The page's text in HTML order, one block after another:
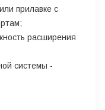
прилавке с
расширения
системы -